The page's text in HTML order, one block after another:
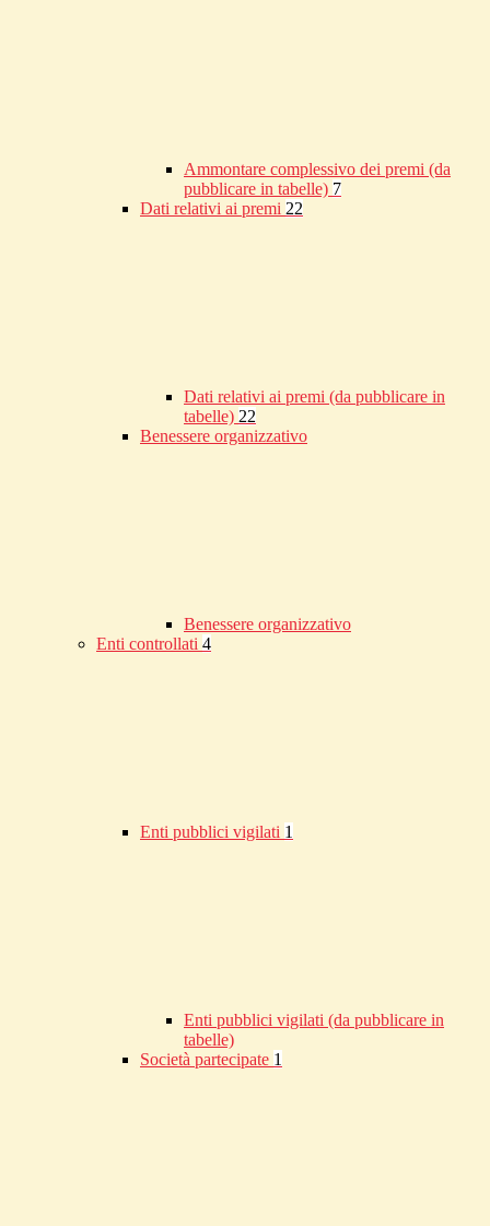
Ammontare complessivo dei premi (da
pubblicare in tabelle) 7
Dati relativi ai premi 22
Dati relativi ai premi (da pubblicare in
tabelle) 22
Benessere organizzativo
Benessere organizzativo
Enti controllati 4
Enti pubblici vigilati 1
Enti pubblici vigilati (da pubblicare in
tabelle)
Società partecipate 1